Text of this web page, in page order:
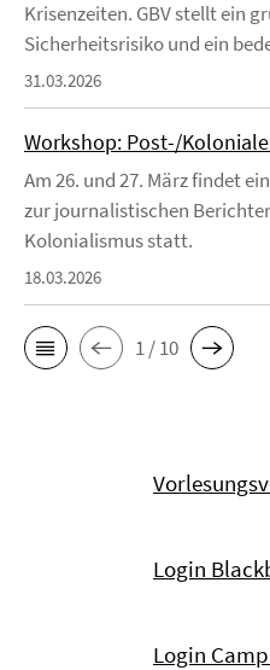
Krisenzeiten. GBV stellt ein
Sicherheitsrisiko und ein
31.03.2026
Workshop: Post-/
Am 26. und 27. März findet
zur journalistischen
Kolonialismus statt.
18.03.2026
1 / 10
Login
Login